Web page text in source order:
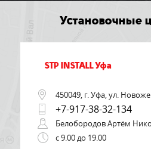
Установочные
STP INSTALL Уфа
450049, г. Уфа, ул.
+7-917-38-32-134
Белобородов Артём
с 9.00 до 19.00